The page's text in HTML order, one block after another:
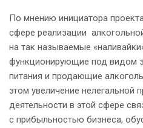
По мнению инициатора
сфере реализации
на так называемые
функционирующие под видом
питания и продающие
этом увеличение нелегальной
деятельности в этой сфере
с прибыльностью бизнеса,